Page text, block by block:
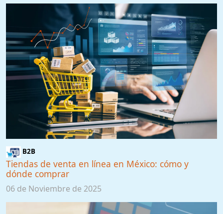
B2B
Tiendas de venta en línea en México: cómo y
dónde comprar
06 de Noviembre de 2025